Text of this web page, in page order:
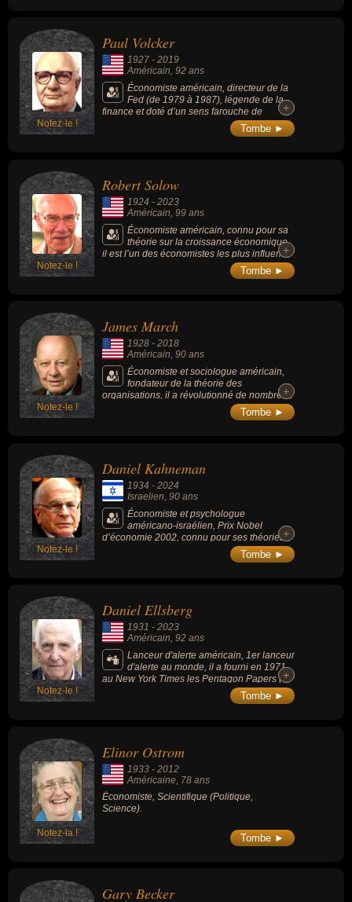
d’Obama.
Notez-le !
Paul Volcker
1927 - 2019
Américain, 92 ans
Économiste américain, directeur de la
Fed (de 1979 à 1987), légende de la
finance et doté d’un sens farouche de
l’indépendance, il a été conseiller du
président Barack Obama en tant que
+
+
Tombe ►
Notez-le !
Robert Solow
1924 - 2023
Américain , 99 ans
Économiste américain, connu pour sa
théorie sur la croissance économique,
il est l’un des économistes les plus influents
du XXe siècle dont les travaux novateurs sur
la théorie de la croissance économique ont
+
+
Tombe ►
Notez-le !
James March
1928 - 2018
Américain, 90 ans
Économiste et sociologue américain,
fondateur de la théorie des
organisations, il a révolutionné de nombreux
domaines de l’économie, de la psychologie,
de la sociologie, des sciences de l’éducation
de comprendre comment une organisation
évolue, s'adapte à son environnement et
modifie celui-ci, en se penchant notamment
sur la manière dont sont prises et mises en
oeuvre les décisions.
+
+
Tombe ►
Notez-le !
Daniel Kahneman
1934 - 2024
Israelien , 90 ans
Économiste et psychologue
américano-israélien, Prix Nobel
d’économie 2002, connu pour ses théories
de psychologie dans les sciences
économiques (dont ses ses travaux sur
+
+
Tombe ►
Notez-le !
Daniel Ellsberg
1931 - 2023
Américain, 92 ans
Lanceur d'alerte américain, 1er lanceur
d'alerte au monde, il a fourni en 1971
au New York Times les Pentagon Papers (7
000 pages de documentation top-secrète
appartenant au Pentagone et concernant le
+
+
Tombe ►
Notez-la !
Elinor Ostrom
1933 - 2012
Américaine, 78 ans
Économiste, Scientifique (Politique,
Science).
Tombe ►
Gary Becker